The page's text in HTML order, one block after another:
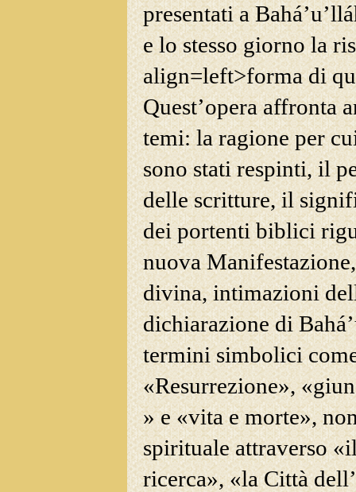
presentati a
e lo stesso giorno la
align=left>forma di
Quest’opera affronta
temi: la ragione per
sono stati respinti, il
delle scritture, il
dei portenti biblici
nuova
divina, intimazioni
dichiarazione di
termini simbolici
«Resurrezione»,
» e «vita e morte»,
spirituale attraverso
ricerca», «la Città